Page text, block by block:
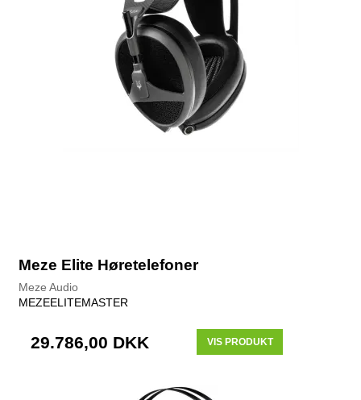
Meze Elite Høretelefoner
Meze Audio
MEZEELITEMASTER
29.786,00 DKK VIS PRODUKT